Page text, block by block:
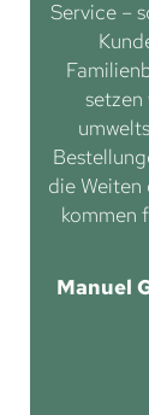
Service –
die
kommen
Manuel